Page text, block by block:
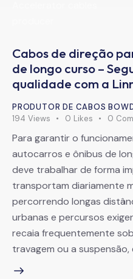
Cabos de direção
de longo curso –
qualidade com a
PRODUTOR DE CABOS
194 Views 0 Likes 0
Para garantir o
autocarros e ônibus de
deve trabalhar de forma
transportam diariamente
percorrendo longas
urbanas e percursos
recaia frequentemente
travagem ou a suspensão,